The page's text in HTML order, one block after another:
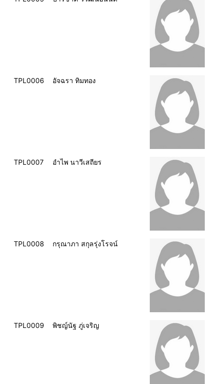
TPL0006 อัจฉรา ทิมทอง
TPL0007 อำไพ นาวีเสถียร
TPL0008 กรุณาภา สกุลรุ่งโรจน์
TPL0009 พิชญ์นัฐ ภู่เจริญ